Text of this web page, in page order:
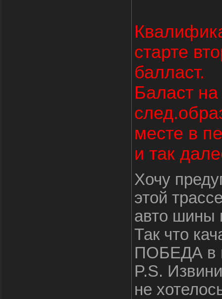
старте
балласт.
Баласт на
месте в
и так
Хочу
этой
авто шины
Так что
ПОБЕДА в
P.S.
не